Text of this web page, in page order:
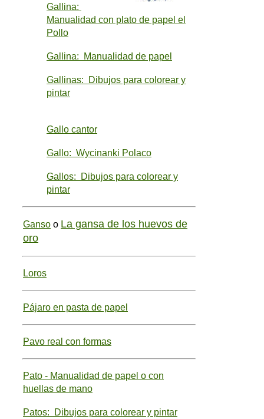
Gallina:
Manualidad con plato de papel el
Pollo
Gallina: Manualidad de papel
Gallinas: Dibujos para colorear y
pintar
Gallo cantor
Gallo: Wycinanki Polaco
Gallos: Dibujos para colorear y
pintar
Ganso o La gansa de los huevos de
oro
Loros
Pájaro en pasta de papel
Pavo real con formas
Pato - Manualidad de papel o con
huellas de mano
Patos: Dibujos para colorear y pintar